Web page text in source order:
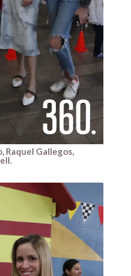
Raquel Gallegos,